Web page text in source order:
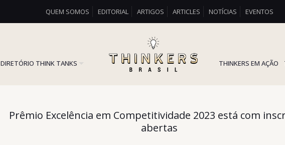
QUEM SOMOS EDITORIAL ARTIGOS ARTICLES NOTÍCIAS EVENTOS
DIRETÓRIO THINK TANKS THINKERS EM AÇÃO
Prêmio Excelência em Competitividade 2023 está com
abertas